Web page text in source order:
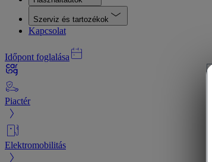
Szerviz és tartozékok
Kapcsolat
Időpont foglalása
Piactér
Elektromobilitás